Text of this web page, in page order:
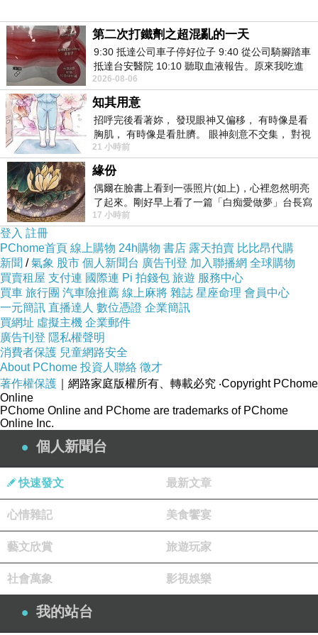
「這事關係重大，務要頂真查辦。」
◇《官場現形記．第五六回》撫臺於此舉，甚是
頂真，一聽這話，忙說‥
「冒名頂替，照考試定章辦起來，是要斬立決
的。」
◇《文明小史．第二八回》姚老夫子道‥「考試
的事，最要頂真。」
◇《康熙起居注》上諭‥「此案關係重大，爾等
須頂真審訊。」
◇《曾國藩書信．致九弟書》治軍最要頂真，不
可因循。
◇聞一多《烙印．序》克家的詩，沒有一首，不
具有一種極頂真的生活的意義。
◇姚雪垠《李自成．第一卷．第十八章》他們遇
事，替咱老張，掩蓋三分，雙方
都有好處，決不會過於頂真。
◇當代。陳振家《忽然有悟．五首之四》茫茫塵
海渺微身，熱鬧場中莫頂真。
◇當代。陳振家《霽後訪山》些須工課頂真甚，
徑入幽岩玩一回。
②一個挨一個，謂世代相傳。
◇《東周列國志．第六二回》欒氏自欒賓、欒
成、欒枝、欒質、欒書、欒黶，
至于欒盈，頂真七代卿相，貴盛無比。
③一種修辭法。用上一句的結尾，作下一句的起
頭，使鄰接的句子，頭尾蟬聯的
修辭法，稱為「頂真」，也稱作‥頂針續麻、聯
◇陳望道《修辭學發凡．第八篇》頂真是用前一
句的結尾，來做後一句的起頭，
的一種措辭法。多見於歌曲……
如李白送劉十六歸山的《白云歌》‥
「楚山秦山皆白雲。白雲處處長隨君。長隨君，
第二次打鐵劑之超混亂的一天
9:30 抵達公司車子停好位子 9:40 從公司騎腳踏車
抵達台安醫院 10:10 聽取血液報告。原來我吃進
去的 B12 彌可保並非沒有吸收而是超
2026-08-06
知其用意
招呼完後看著妳， 發現眼神又偏移， 有時像是看
胸肌， 有時像是看肚臍。 眼神刻意不交集， 對視
視線不對齊， 讓我很難不
21 小時前
緣份
偶爾在臉書上看到一張照片(如上)，心裡忽然明亮
了起來。剛好早上看了一篇「白痴愛做夢」台長寫
的貼文，在回顧年輕時瘋狂愛上
17 小時前
登入 註冊
PChome首頁 線上購物 24h購物 書店 露天拍賣 比比昂代購
新聞 /氣象 股市 個人新聞台 廣告刊登 加入聯播網 全球購物
買賣租屋 支付連 國際連 Pi 拍錢包 旅遊 服務中心
買車 旅行團 汽車險推薦 線上麻將 雜誌 星座命理 會員中心
一元簡訊 直播達人 數位憑證 企業簡訊
買網址 虛擬主機 企業郵件
廣告刊登 隱私權聲明
消費者保護 兒童網路安全
About PChome 投資人聯絡 徵才
著作權保護 ｜網路家庭版權所有、轉載必究 ‧Copyright PChome
Online
PChome Online and PChome are trademarks of PChome
Online Inc.
個人新聞台
快速發文 最新文章
心情雜記 美食饗宴
藝文欣賞 旅遊玩家
社會萬象 影視娛樂
我的站台